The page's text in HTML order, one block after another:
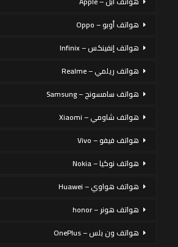
هواتف أوبو – Oppo
هواتف إنفينكس – Infinix
هواتف ريلمي – Realme
هواتف سامسونج – Samsung
هواتف شاومي – Xiaomi
هواتف فيفو – Vivo
هواتف نوكيا – Nokia
هواتف هواوي – Huawei
هواتف هونر – honor
هواتف ون بلس – OnePlus